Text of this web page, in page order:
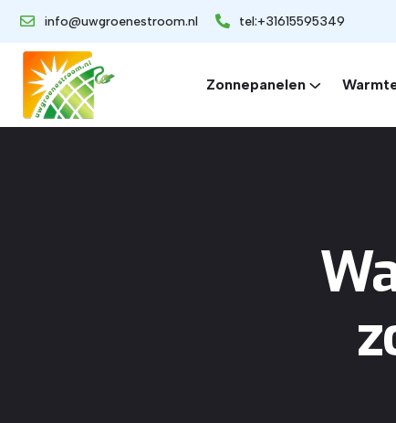
info@uwgroenestroom.nl tel:+31615595349
Zonnepanelen